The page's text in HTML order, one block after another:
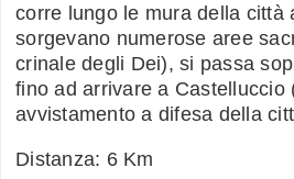
corre lungo le mura della città
sorgevano numerose aree
crinale degli Dei), si passa
fino ad arrivare a Castelluccio
avvistamento a difesa della
Distanza: 6 Km